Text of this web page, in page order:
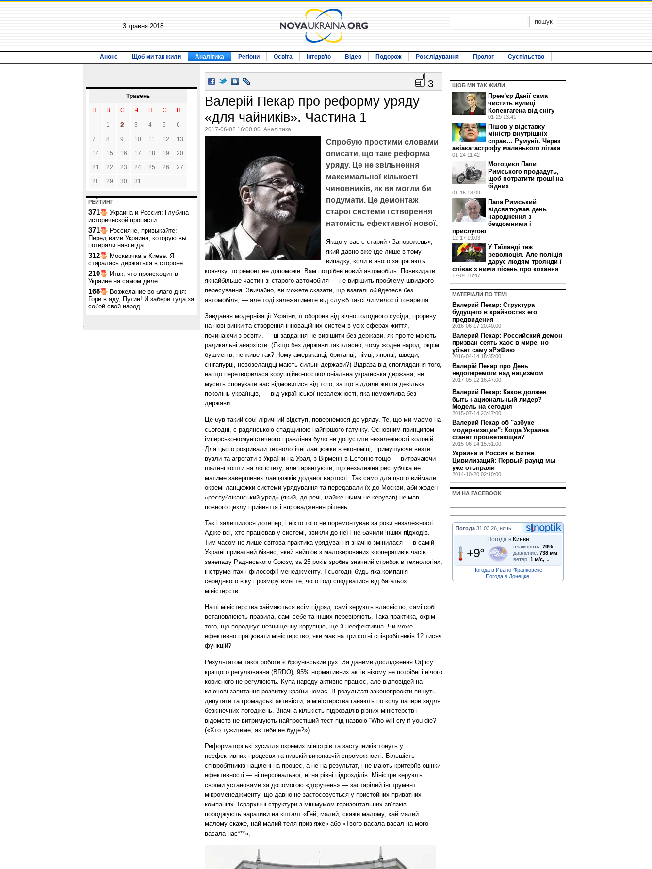
3 травня 2018
Анонс Щоб ми так жили Аналітика Регіони Освіта Інтерв‘ю Відео Подорож Розслідування Пролог Суспільство
Травень
П В С Ч П С Н
1 2 3 4 5 6
7 8 9 10 11 12 13
14 15 16 17 18 19 20
21 22 23 24 25 26 27
28 29 30 31
РЕЙТИНГ
371
Украина и Россия: Глубина
исторической пропасти
371
Россияне, привыкайте:
Перед вами Украина, которую вы
потеряли навсегда
312
Москвичка в Киеве: Я
старалась держаться в стороне...
210
Итак, что происходит в
Украине на самом деле
168
Возжелание во благо дня:
Гори в аду, Путин! И забери туда за
собой свой народ
3
Валерій Пекар про реформу уряду
«для чайників». Частина 1
2017-06-02 16:00:00. Аналітика
Спробую простими словами
описати, що таке реформа
уряду. Це не звільнення
максимальної кількості
чиновників, як ви могли би
подумати. Це демонтаж
старої системи і створення
натомість ефективної нової.
Якщо у вас є старий «Запорожець»,
який давно вже їде лише в тому
випадку, коли в нього запрягають
конячку, то ремонт не допоможе. Вам потрібен новий автомобіль. Повикидати
якнайбільше частин зі старого автомобіля — не вирішить проблему швидкого
пересування. Звичайно, ви можете сказати, що взагалі обійдетеся без
автомобіля, — але тоді залежатимете від служб таксі чи милості товариша.
Завдання модернізації України, її оборони від вічно голодного сусіда, прориву
на нові ринки та створення інноваційних систем в усіх сферах життя,
починаючи з освіти, — ці завдання не вирішити без держави, як про те мріють
радикальні анархісти. (Якщо без держави так класно, чому жоден народ, окрім
бушменів, не живе так? Чому американці, британці, німці, японці, шведи,
сінгапурці, новозеландці мають сильні держави?) Відраза від споглядання того,
на що перетворилася корупційно-постколоніальна українська держава, не
мусить спонукати нас відмовитися від того, за що віддали життя декілька
поколінь українців, — від української незалежності, яка неможлива без
держави.
Це був такий собі ліричний відступ, повернемося до уряду. Те, що ми маємо на
сьогодні, є радянською спадщиною найгіршого ґатунку. Основним принципом
імперсько-комуністичного правління було не допустити незалежності колоній.
Для цього розривали технологічні ланцюжки в економіці, примушуючи везти
вузли та агрегати з України на Урал, з Вірменії в Естонію тощо — витрачаючи
шалені кошти на логістику, але гарантуючи, що незалежна республіка не
матиме завершених ланцюжків доданої вартості. Так само для цього виймали
окремі ланцюжки системи урядування та передавали їх до Москви, аби жоден
«республіканський уряд» (який, до речі, майже нічим не керував) не мав
повного циклу прийняття і впровадження рішень.
Так і залишилося дотепер, і ніхто того не поремонтував за роки незалежності.
Адже всі, хто працював у системі, звикли до неї і не бачили інших підходів.
Тим часом не лише світова практика урядування значно змінилася — в самій
Україні приватний бізнес, який вийшов з малокерованих кооперативів часів
занепаду Радянського Союзу, за 25 років зробив значний стрибок в технологіях,
інструментах і філософії менеджменту. І сьогодні будь-яка компанія
середнього віку і розміру вміє те, чого годі сподіватися від багатьох
міністерств.
Наші міністерства займаються всім підряд: самі керують власністю, самі собі
встановлюють правила, самі себе та інших перевіряють. Така практика, окрім
того, що породжує незнищенну корупцію, ще й неефективна. Чи може
ефективно працювати міністерство, яке має на три сотні співробітників 12 тисяч
функцій?
Результатом такої роботи є броунівський рух. За даними дослідження Офісу
кращого регулювання (BRDO), 95% нормативних актів нікому не потрібні і нічого
корисного не регулюють. Купа народу активно працює, але відповідей на
ключові запитання розвитку країни немає. В результаті законопроекти пишуть
депутати та громадські активісти, а міністерства ганяють по колу папери задля
безкінечних погоджень. Значна кількість підрозділів різних міністерств і
відомств не витримують найпростіший тест під назвою “Who will cry if you die?”
(«Хто тужитиме, як тебе не буде?»)
Реформаторські зусилля окремих міністрів та заступників тонуть у
неефективних процесах та низькій виконавчій спроможності. Більшість
співробітників націлені на процес, а не на результат, і не мають критеріїв оцінки
ефективності — ні персональної, ні на рівні підрозділів. Міністри керують
своїми установами за допомогою «доручень» — застарілий інструмент
мікроменеджменту, що давно не застосовується у пристойних приватних
компаніях. Ієрархічні структури з мінімумом горизонтальних зв’язків
породжують наративи на кшталт «Гей, малий, скажи малому, хай малий
малому скаже, най малий теля прив’яже» або «Твого васала васал на мого
васала нас***».
ЩОБ МИ ТАК ЖИЛИ
Прем'єр Данії сама
чистить вулиці
Копенгагена від снігу
01-29 13:41
Пішов у відставку
міністр внутрішніх
справ… Румунії. Через
авіакатастрофу маленького літака
01-24 11:42
Мотоцикл Папи
Римського продадуть,
щоб потратити гроші на
бідних
01-15 13:09
Папа Римський
відсвяткував день
народження з
бездомними і
прислугою
12-17 19:03
У Таїланді теж
революція. Але поліція
дарує людям троянди і
співає з ними пісень про кохання
12-04 10:47
МАТЕРIАЛИ ПО ТЕМI
Валерий Пекар: Структура
будущего в крайностях его
предвидения
2016-06-17 20:40:00
Валерий Пекар: Российский демон
призван сеять хаос в мире, но
убъет саму эРэФию
2016-04-14 18:35:00
Валерій Пекар про День
недоперемоги над нацизмом
2017-05-12 16:47:00
Валерий Пекар: Каков должен
быть национальный лидер?
Модель на сегодня
2015-07-14 23:47:00
Валерий Пекар об "азбуке
модернизации": Когда Украина
станет процветающей?
2015-06-14 15:51:00
Украина и Россия в Битве
Цивилизаций: Первый раунд мы
уже отыграли
2014-10-20 02:10:00
МИ НА FACEBOOK
Погода 31.03.26, ночь
Погода в Киеве
+9° влажность: 79%
давление: 738 мм
ветер: 1 м/с,
Погода в Ивано-Франковске
Погода в Донецке